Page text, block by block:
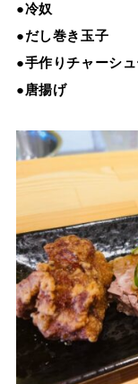
●冷奴
●だし巻き玉子
●手作りチャーシ
●唐揚げ